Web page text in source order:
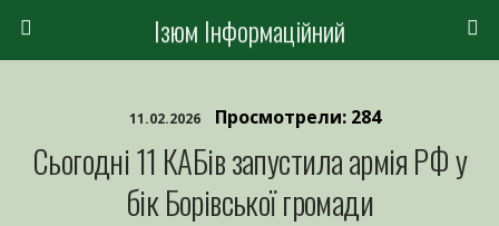
Ізюм Інформаційний
11.02.2026 Просмотрели: 284
Сьогодні 11 КАБів запустила армія РФ у
бік Борівської громади